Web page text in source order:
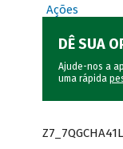
Ações
DÊ SUA
Ajude-nos a
uma rápida